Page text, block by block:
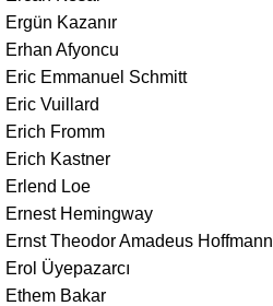
Ergün Kazanır
Erhan Afyoncu
Eric Emmanuel Schmitt
Eric Vuillard
Erich Fromm
Erich Kastner
Erlend Loe
Ernest Hemingway
Ernst Theodor Amadeus Hoffmann
Erol Üyepazarcı
Ethem Bakar